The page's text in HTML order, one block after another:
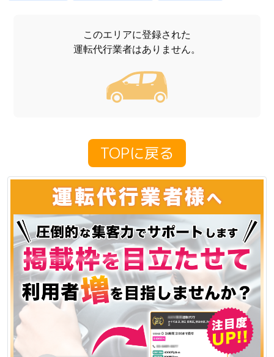
このエリアに登録された
運転代行業者はありません。
TOPに戻る